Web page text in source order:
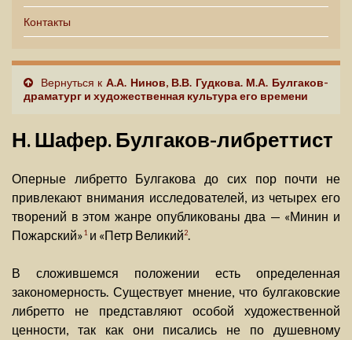
Контакты
Вернуться к А.А. Нинов, В.В. Гудкова. М.А. Булгаков-
драматург и художественная культура его времени
Н. Шафер. Булгаков-либреттист
Оперные либретто Булгакова до сих пор почти не
привлекают внимания исследователей, из четырех его
творений в этом жанре опубликованы два — «Минин и
Пожарский»1и «Петр Великий2.
В сложившемся положении есть определенная
закономерность. Существует мнение, что булгаковские
либретто не представляют особой художественной
ценности, так как они писались не по душевному